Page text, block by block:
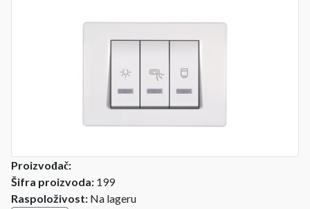
Proizvođač:
Šifra proizvoda: 199
Raspoloživost: Na lageru